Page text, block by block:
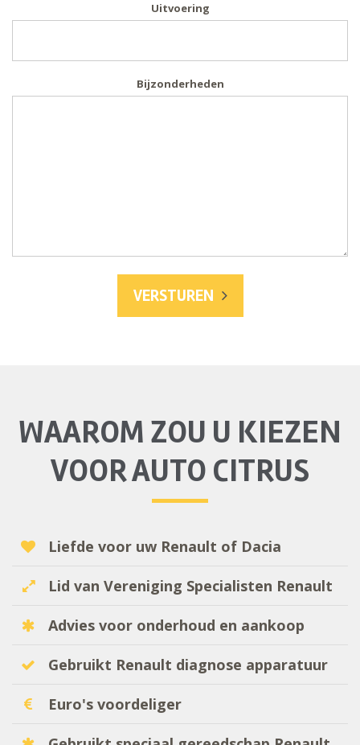
Uitvoering
Bijzonderheden
VERSTUREN
WAAROM ZOU U KIEZEN
VOOR AUTO CITRUS
Liefde voor uw Renault of Dacia
Lid van Vereniging Specialisten Renault
Advies voor onderhoud en aankoop
Gebruikt Renault diagnose apparatuur
Euro's voordeliger